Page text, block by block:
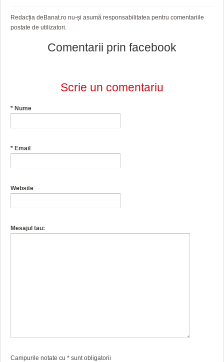
Redacția deBanat.ro nu-și asumă responsabilitatea pentru comentariile
postate de utilizatori.
Comentarii prin facebook
Scrie un comentariu
* Nume
* Email
Website
Mesajul tau:
Campurile notate cu * sunt obligatorii